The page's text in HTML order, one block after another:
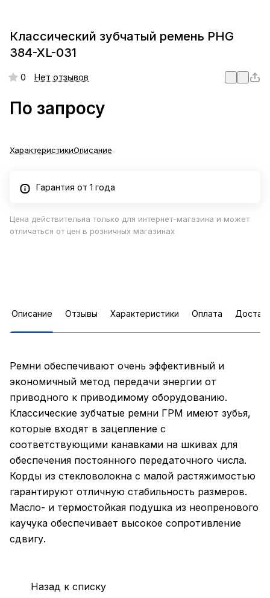
Классический зубчатый ремень PHG
384-XL-031
0 Нет отзывов
По запросу
ХарактеристикиОписание
Гарантия от 1 года
Цена действительна только для интернет-магазина и может
отличаться от цен в розничных магазинах
Описание Отзывы Характеристики Оплата
Ремни обеспечивают очень эффективный и
экономичный метод передачи энергии от
приводного к приводимому оборудованию.
Классические зубчатые ремни ГРМ имеют зубья,
которые входят в зацепление с
соответствующими канавками на шкивах для
обеспечения постоянного передаточного числа.
Корды из стекловолокна с малой растяжимостью
гарантируют отличную стабильность размеров.
Масло- и термостойкая подушка из неопренового
каучука обеспечивает высокое сопротивление
сдвигу.
Назад к списку